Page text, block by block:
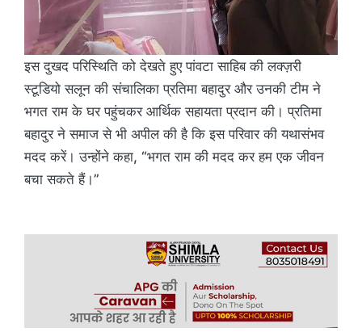
इस दुखद परिस्थिति को देखते हुए पांवटा साहिब की लक्ज़री
स्टूडियो सलून की संचालिका प्रतिमा बहादुर और उनकी टीम ने
भगत राम के घर पहुंचकर आर्थिक सहायता प्रदान की। प्रतिमा
बहादुर ने समाज से भी अपील की है कि इस परिवार की यथासंभव
मदद करें। उन्होंने कहा, “भगत राम की मदद कर हम एक जीवन
बचा सकते हैं।”